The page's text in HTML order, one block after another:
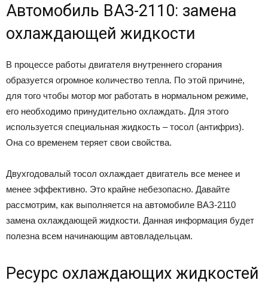
Автомобиль ВАЗ-2110: замена
охлаждающей жидкости
В процессе работы двигателя внутреннего сгорания
образуется огромное количество тепла. По этой причине,
для того чтобы мотор мог работать в нормальном режиме,
его необходимо принудительно охлаждать. Для этого
используется специальная жидкость – тосол (антифриз).
Она со временем теряет свои свойства.
Двухгодовалый тосол охлаждает двигатель все менее и
менее эффективно. Это крайне небезопасно. Давайте
рассмотрим, как выполняется на автомобиле ВАЗ-2110
замена охлаждающей жидкости. Данная информация будет
полезна всем начинающим автовладельцам.
Ресурс охлаждающих жидкостей